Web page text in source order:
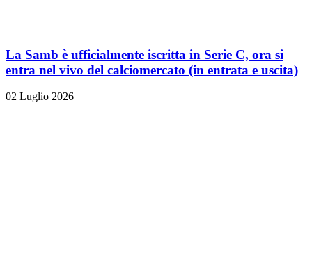
La Samb è ufficialmente iscritta in Serie C, ora si
entra nel vivo del calciomercato (in entrata e uscita)
02 Luglio 2026